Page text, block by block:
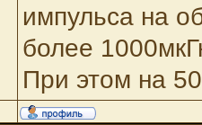
импульса на
более
При этом на